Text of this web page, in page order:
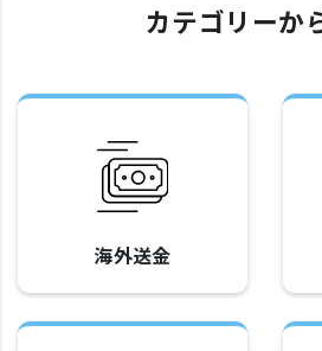
カテゴリーか
海外送金